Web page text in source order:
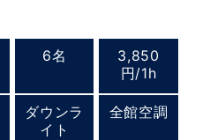
6名
3,850
円/1h
ダウンラ
イト
全館空調